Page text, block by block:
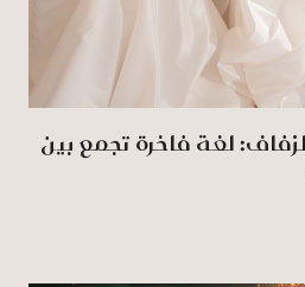
لغة فاخرة تجمع بين